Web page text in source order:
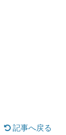
記事へ戻る